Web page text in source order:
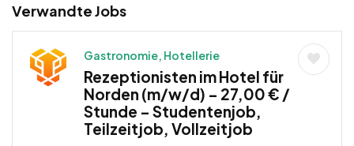
Verwandte Jobs
Gastronomie, Hotellerie
Rezeptionisten im Hotel für
Norden (m/w/d) – 27,00 € /
Stunde – Studentenjob,
Teilzeitjob, Vollzeitjob